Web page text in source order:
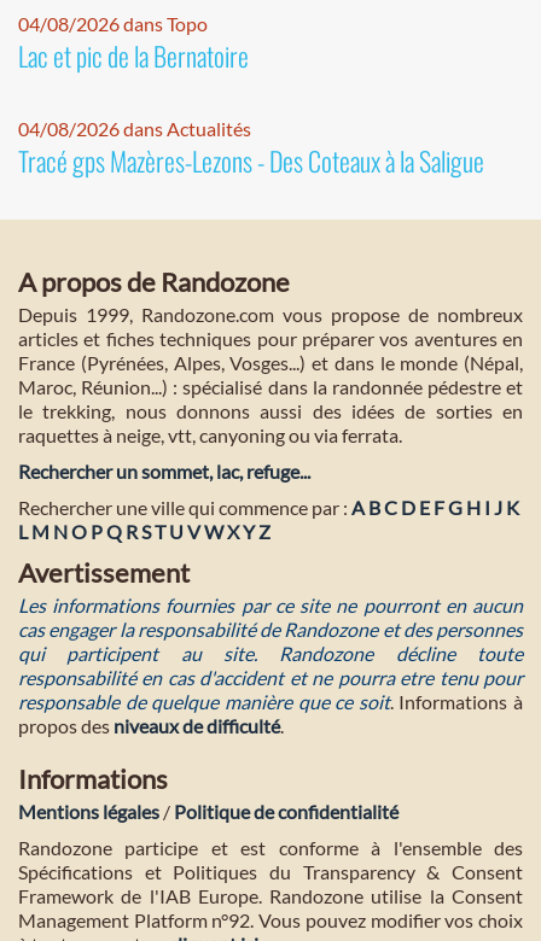
04/08/2026 dans Topo
Lac et pic de la Bernatoire
04/08/2026 dans Actualités
Tracé gps Mazères-Lezons - Des Coteaux à la Saligue
A propos de Randozone
Depuis 1999, Randozone.com vous propose de nombreux
articles et fiches techniques pour préparer vos aventures en
France (Pyrénées, Alpes, Vosges...) et dans le monde (Népal,
Maroc, Réunion...) : spécialisé dans la randonnée pédestre et
le trekking, nous donnons aussi des idées de sorties en
raquettes à neige, vtt, canyoning ou via ferrata.
Rechercher un sommet, lac, refuge...
Rechercher une ville qui commence par : A BC D E FG H I J K
L M NO PQ RST U VWXYZ
Avertissement
Les informations fournies par ce site ne pourront en aucun
cas engager la responsabilité de Randozone et des personnes
qui participent au site. Randozone décline toute
responsabilité en cas d'accident et ne pourra etre tenu pour
responsable de quelque manière que ce soit. Informations à
propos des niveaux de difficulté.
Informations
Mentions légales / Politique de confidentialité
Randozone participe et est conforme à l'ensemble des
Spécifications et Politiques du Transparency & Consent
Framework de l'IAB Europe. Randozone utilise la Consent
Management Platform n°92. Vous pouvez modifier vos choix